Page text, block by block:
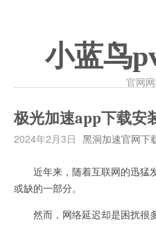
小蓝鸟
官网
极光加速app下载安
2024年2月3日 黑洞加速官网下
近年来，随着互联网的迅猛
或缺的一部分。
然而，网络延迟却是困扰很多